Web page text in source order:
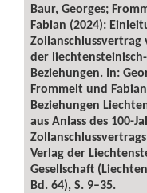
Baur, Georges;
Fabian (2024):
Zollanschlussvertrag
der
Beziehungen. In:
Frommelt und
Beziehungen
aus Anlass des 100-
Verlag der
Gesellschaft
Bd. 64), S. 9–35.